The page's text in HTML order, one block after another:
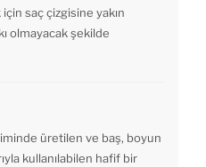
saç çizgisine yakın
olmayacak şekilde
üretilen ve baş, boyun
kullanılabilen hafif bir